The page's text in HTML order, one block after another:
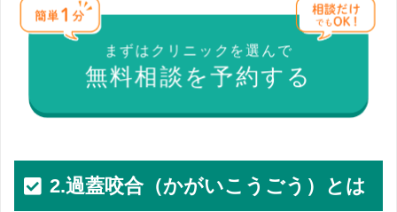
まずはクリニックを選んで
無料相談を予約する
2.過蓋咬合（かがいこうごう）とは